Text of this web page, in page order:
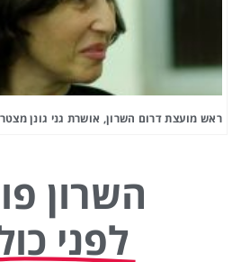
ראש מועצת דרום השרון, אושרת גני גונן
השרון
לפני